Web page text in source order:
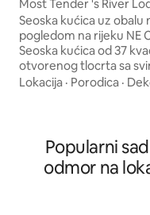
Most Tender 's River
Seoska kućica uz obalu
pogledom na rijeku NE
Seoska kućica od 37
otvorenog tlocrta sa
pogodnostima.
bar, kupatilo s tuš
natkrivena veranda s
spektakularan pogled
Lokacija · Porodica ·
Popularni
odmor na